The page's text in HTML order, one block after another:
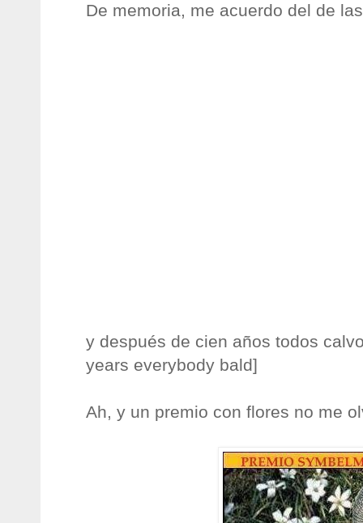
De memoria, me acuerdo del de
y después de cien años todos
years everybody bald]
Ah, y un premio con flores no me